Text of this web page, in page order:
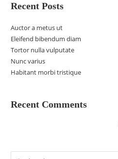
Recent Posts
Auctor a metus ut
Eleifend bibendum diam
Tortor nulla vulputate
Nunc varius
Habitant morbi tristique
Recent Comments